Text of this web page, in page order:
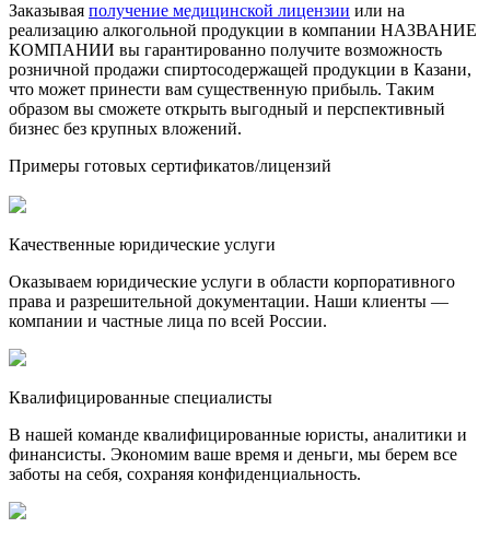
Заказывая получение медицинской лицензии или на
реализацию алкогольной продукции в компании НАЗВАНИЕ
КОМПАНИИ вы гарантированно получите возможность
розничной продажи спиртосодержащей продукции в Казани,
что может принести вам существенную прибыль. Таким
образом вы сможете открыть выгодный и перспективный
бизнес без крупных вложений.
Примеры готовых сертификатов/лицензий
Качественные юридические услуги
Оказываем юридические услуги в области корпоративного
права и разрешительной документации. Наши клиенты —
компании и частные лица по всей России.
Квалифицированные специалисты
В нашей команде квалифицированные юристы, аналитики и
финансисты. Экономим ваше время и деньги, мы берем все
заботы на себя, сохраняя конфиденциальность.